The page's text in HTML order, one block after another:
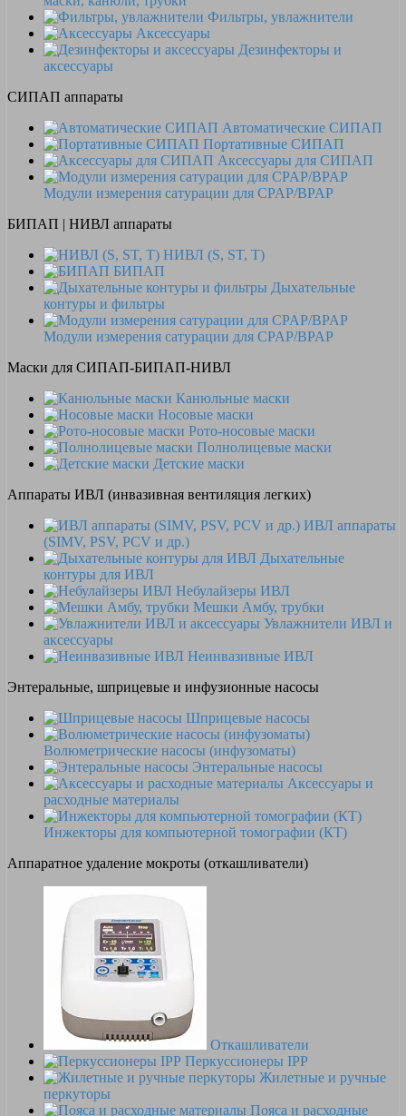
Фильтры, увлажнители
Аксессуары
Дезинфекторы и
аксессуары
СИПАП аппараты
Автоматические СИПАП
Портативные СИПАП
Аксессуары для СИПАП
Модули измерения сатурации для CPAP/BPAP
БИПАП | НИВЛ аппараты
НИВЛ (S, ST, T)
БИПАП
Дыхательные
контуры и фильтры
Модули измерения сатурации для CPAP/BPAP
Маски для СИПАП-БИПАП-НИВЛ
Канюльные маски
Носовые маски
Рото-носовые маски
Полнолицевые маски
Детские маски
Аппараты ИВЛ (инвазивная вентиляция легких)
ИВЛ аппараты
(SIMV, PSV, PCV и др.)
Дыхательные
контуры для ИВЛ
Небулайзеры ИВЛ
Мешки Амбу, трубки
Увлажнители ИВЛ и
аксессуары
Неинвазивные ИВЛ
Энтеральные, шприцевые и инфузионные насосы
Шприцевые насосы
Волюметрические насосы (инфузоматы)
Энтеральные насосы
Аксессуары и
расходные материалы
Инжекторы для компьютерной томографии (КТ)
Аппаратное удаление мокроты (откашливатели)
Откашливатели
Перкуссионеры IPP
Жилетные и ручные
перкуторы
Пояса и расходные